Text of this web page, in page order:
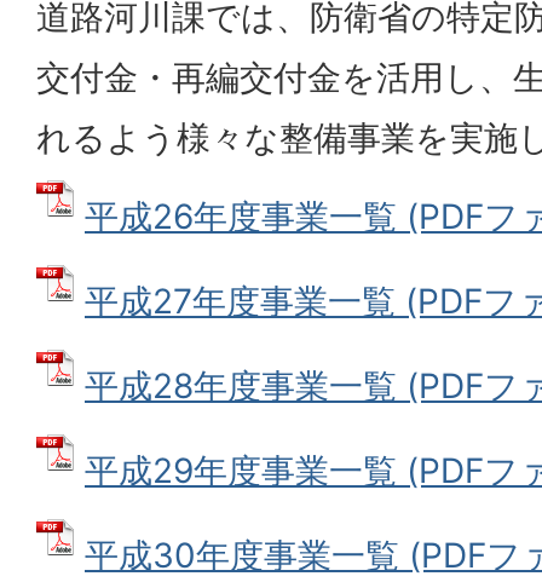
道路河川課では、防衛省の特定
交付金・再編交付金を活用し、
れるよう様々な整備事業を実施
平成26年度事業一覧 (PDFフ
平成27年度事業一覧 (PDFフ
平成28年度事業一覧 (PDFフ
平成29年度事業一覧 (PDFフ
平成30年度事業一覧 (PDFフ